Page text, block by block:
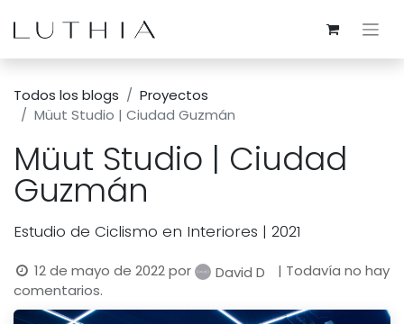
Todos los blogs
Proyectos
Müut Studio | Ciudad Guzmán
Müut Studio | Ciudad
Guzmán
Estudio de Ciclismo en Interiores | 2021
12 de mayo de 2022 por David D
| Todavía no hay
comentarios.